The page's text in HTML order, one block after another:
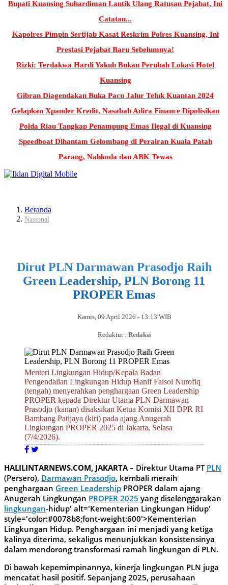
Bupati Kuansing Suhardiman Lantik Ulang Ratusan Pejabat, Ini
Catatan...
Kapolres Pimpin Sertijab Kasat Reskrim Polres Kuansing, Ini
Prestasi Pejabat Baru Sebelumnya!
Rizki: Terdakwa Hardi Yakub Bukan Perubah Lokasi Hotel
Kuansing
Gibran Diagendakan Buka Pacu Jalur Teluk Kuantan 2024
Gelapkan Xpander Kredit, Nasabah Adira Finance Dipolisikan
Polda Riau Tangkap Penampung Emas Ilegal di Kuansing
Speedboat Dihantam Gelombang di Perairan Kuala Patah
Parang, Nahkoda dan ABK Tewas
Beranda
Nasional
Dirut PLN Darmawan Prasodjo Raih
Green Leadership, PLN Borong 11
PROPER Emas
Kamis, 09 April 2026 - 13:13 WIB
Redaktur : Redaksi
Menteri Lingkungan Hidup/Kepala Badan
Pengendalian Ling­kungan Hidup Hanif Faisol Nurofiq
(tengah) menyerahkan penghargaan Green Leadership
PROPER kepada Direktur Utama PLN Darmawan
Prasodjo (kanan) disaksikan Ketua Komisi XII DPR RI
Bambang Patijaya (kiri) pada ajang Anugerah
Lingkungan PROPER 2025 di Jakarta, Selasa
(7/4/2026).
HALILINTARNEWS.COM, JAKARTA – Direktur Utama PT PLN
(Persero), Darmawan Prasodjo, kembali meraih
penghargaan Green Leadership PROPER dalam ajang
Anugerah Lingkungan PROPER 2025 yang diselenggarakan
lingkungan-hidup' alt='Kementerian Lingkungan Hidup'
style='color:#0078b8;font-weight:600'>Kementerian
Lingkungan Hidup. Penghargaan ini menjadi yang ketiga
kalinya diterima, sekaligus menunjukkan konsistensinya
dalam mendorong transformasi ramah lingkungan di PLN.
Di bawah kepemimpinannya, kinerja lingkungan PLN juga
mencatat hasil positif. Sepanjang 2025, perusahaan